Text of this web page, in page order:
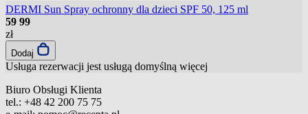
DERMI Sun Spray ochronny dla dzieci SPF 50, 125 ml
59 99
zł
Dodaj
Usługa rezerwacji jest usługą domyślną więcej
Biuro Obsługi Klienta
tel.: +48 42 200 75 75